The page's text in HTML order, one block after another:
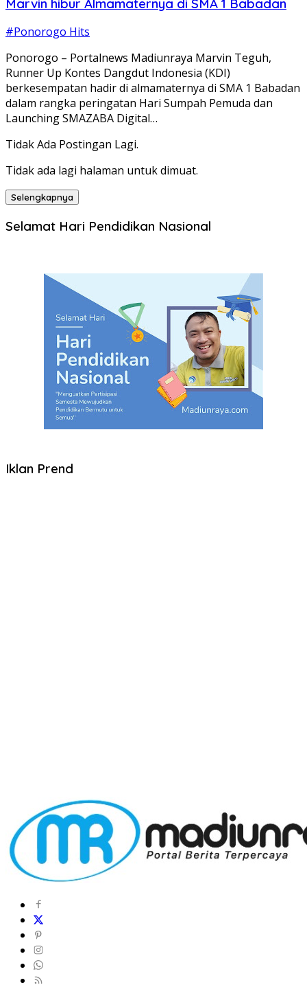
#Ponorogo Hits
Ponorogo – Portalnews Madiunraya Marvin Teguh,
Runner Up Kontes Dangdut Indonesia (KDI)
berkesempatan hadir di almamaternya di SMA 1 Babadan
dalam rangka peringatan Hari Sumpah Pemuda dan
Launching SMAZABA Digital…
Tidak Ada Postingan Lagi.
Tidak ada lagi halaman untuk dimuat.
Selengkapnya
Selamat Hari Pendidikan Nasional
Iklan Prend